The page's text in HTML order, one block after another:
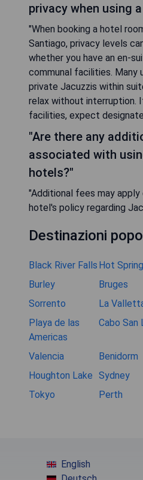
privacy when using
"When booking a hotel
Santiago, privacy levels
whether you have an en-
communal facilities. Many
private Jacuzzis within
relax without interruption.
facilities, expect
"Are there any
associated with
hotels?"
"Additional fees may apply
hotel's policy regarding
Destinazioni
Black River Falls Hot
Burley
Bruges
Sorrento
La
Playa de las
Americas
Cabo San
Valencia Benidorm
Houghton Lake Sydney
Tokyo
Perth
English